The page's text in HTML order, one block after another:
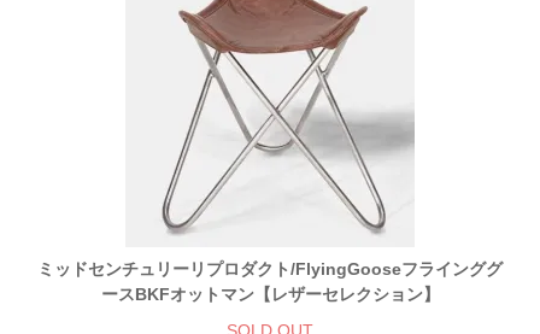
ミッドセンチュリーリプロダクト/FlyingGooseフラインググ
ースBKFオットマン【レザーセレクション】
SOLD OUT